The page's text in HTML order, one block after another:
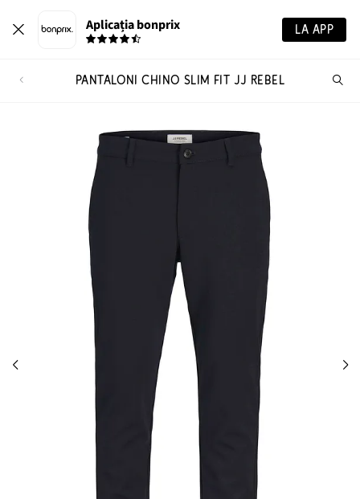
Aplicația bonprix LA APP
PANTALONI CHINO SLIM FIT JJ REBEL